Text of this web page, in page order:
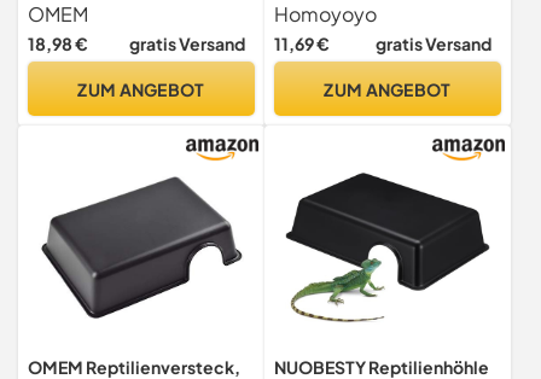
Kleintiere
OMEM
18,98 € gratis Versand
ZUM ANGEBOT
Reptilienversteck für
Terrarien Sicheres Versteck
und Ruheplatz für
Spinnen und Garnelen
Homoyoyo
11,69 € gratis Versand
ZUM ANGEBOT
OMEM Reptilienversteck,
NUOBESTY Reptilienhöhle